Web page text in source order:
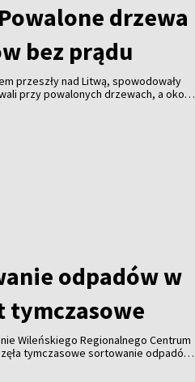
drzewa
bez prądu
przeszły nad Litwą, spowodowały
przy powalonych drzewach, a około
odpadów w
tymczasowe
Wileńskiego Regionalnego Centrum
tymczasowe sortowanie odpadów